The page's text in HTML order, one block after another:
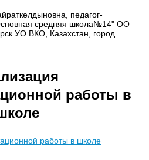
педагог-
средняя школа№14" ОО
УО ВКО, Казахстан, город
работы в
работы в школе